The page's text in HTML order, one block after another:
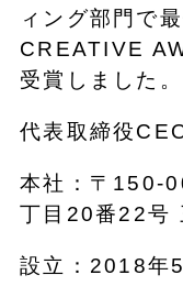
ィング部門で
CREATIVE
受賞しました。
代表取締役
本社：〒150-
丁目20番22号
設立：2018年